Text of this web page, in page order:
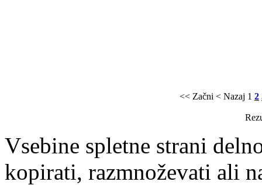
<< Začni < Nazaj 1 2
Vsebine spletne strani
kopirati, razmnoževati ali